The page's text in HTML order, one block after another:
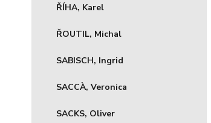
ŘÍHA, Karel
ŘOUTIL, Michal
SABISCH, Ingrid
SACCÀ, Veronica
SACKS, Oliver